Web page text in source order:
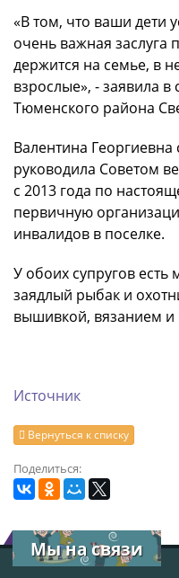
«В том, что ваши дети
очень важная
держится на семье, в
взрослые», - заявила
Тюменского района
Валентина Георгиевна
руководила Советом
с 2013 года по
первичную
инвалидов в поселке.
У обоих супругов
заядлый рыбак и
вышивкой, вязанием и
Источник
Вернуться к списку
Поделиться:
Мы на связи